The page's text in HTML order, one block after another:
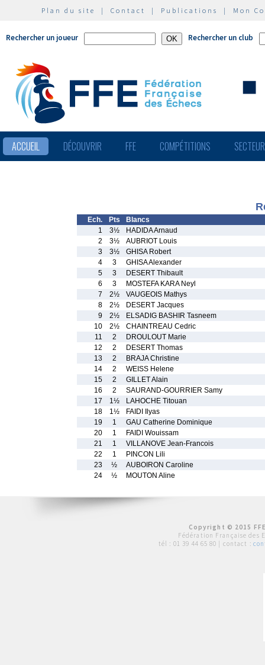
Plan du site | Contact | Publications | Mon
Rechercher un joueur Rechercher un club
ACCUEIL DÉCOUVRIR FFE COMPÉTITIONS
Ech. Pts
Blancs
1
3½
HADIDA Arnaud
2
3½
AUBRIOT Louis
3
3½
GHISA Robert
4
3
GHISA Alexander
5
3
DESERT Thibault
6
3
MOSTEFA KARA Neyl
7
2½
VAUGEOIS Mathys
8
2½
DESERT Jacques
9
2½
ELSADIG BASHIR Tasneem
10
2½
CHAINTREAU Cedric
11
2
DROULOUT Marie
12
2
DESERT Thomas
13
2
BRAJA Christine
14
2
WEISS Helene
15
2
GILLET Alain
16
2
SAURAND-GOURRIER Samy
17
1½
LAHOCHE Titouan
18
1½
FAIDI Ilyas
19
1
GAU Catherine Dominique
20
1
FAIDI Wouissam
21
1
VILLANOVE Jean-Francois
22
1
PINCON Lili
23
½
AUBOIRON Caroline
24
½ MOUTON Aline
Copyright © 2015
Fédération Française des
tél : 01 39 44 65 80 | contact :